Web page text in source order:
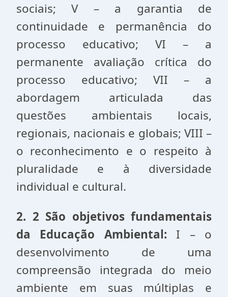
sociais; V – a garantia de
continuidade e permanência do
processo educativo; VI – a
permanente avaliação crítica do
processo educativo; VII – a
abordagem articulada das
questões ambientais locais,
regionais, nacionais e globais; VIII –
o reconhecimento e o respeito à
pluralidade e à diversidade
individual e cultural.
2. 2 São objetivos fundamentais
da Educação Ambiental: I – o
desenvolvimento de uma
compreensão integrada do meio
ambiente em suas múltiplas e